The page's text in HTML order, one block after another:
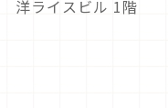
洋ライスビル 1階